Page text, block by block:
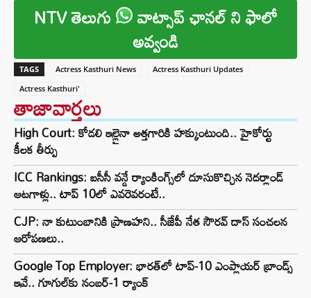
NTV తెలుగు వాట్సాప్ ఛానల్ ని ఫాలో
అవ్వండి
TAGS Actress Kasthuri News
Actress Kasthuri Updates
Actress Kasthuri'
తాజావార్తలు
High Court: కోడలి ఇల్లైనా అత్తగారికి హక్కుంటుంది.. హైకోర్టు
కీలక తీర్పు
ICC Rankings: ఐసీసీ వన్డే ర్యాంకింగ్స్‌లో దూసుకొచ్చిన నెదర్లాండ్
ఆటగాళ్లు.. టాప్ 10లో ఎవరెవరంటే..
CJP: నా కుటుంబానికి ప్రాణహని.. సీజేపీ నేత సౌరవ్ దాస్ సంచలన
ఆరోపణలు..
Google Top Employer: భారత్‌లో టాప్-10 ఎంప్లాయర్ బ్రాండ్స్
ఇవే.. గూగుల్‌కు నంబర్-1 ర్యాంక్